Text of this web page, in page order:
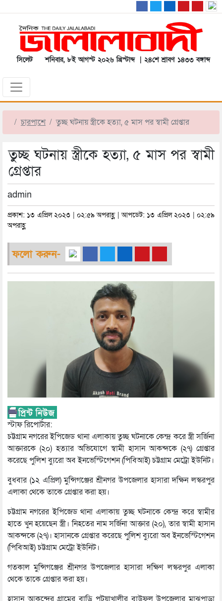
সিলেট শনিবার, ৮ই আগস্ট ২০২৬ খ্রিস্টাব্দ | ২৪শে শ্রাবণ ১৪৩৩ বঙ্গাব্দ
চারপাশে তুচ্ছ ঘটনায় স্ত্রীকে হত্যা, ৫ মাস পর স্বামী গ্রেপ্তার
তুচ্ছ ঘটনায় স্ত্রীকে হত্যা, ৫ মাস পর স্বামী
গ্রেপ্তার
admin
প্রকাশ: ১৩ এপ্রিল ২০২৩ | ০২:৫৯ অপরাহ্ণ | আপডেট: ১৩ এপ্রিল ২০২৩ | ০২:৫৯
অপরাহ্ণ
ফলো করুন-
স্টাফ রিপোর্টার:
চট্টগ্রাম নগরের ইপিজেড থানা এলাকায় তুচ্ছ ঘটনাকে কেন্দ্র করে স্ত্রী সর্জিনা
আক্তারকে (২০) হত্যার অভিযোগে স্বামী হাসান আকন্দকে (২৭) গ্রেপ্তার
করেছে পুলিশ ব্যুরো অব ইনভেস্টিগেশন (পিবিআই) চট্টগ্রাম মেট্রো ইউনিট।
বুধবার (১২ এপ্রিল) মুন্সিগঞ্জের শ্রীনগর উপজেলার হাসারা দক্ষিন লস্করপুর
এলাকা থেকে তাকে গ্রেপ্তার করা হয়।
চট্টগ্রাম নগরের ইপিজেড থানা এলাকায় তুচ্ছ ঘটনাকে কেন্দ্র করে স্বামীর
হাতে খুন হয়েছেন স্ত্রী। নিহতের নাম সর্জিনা আক্তার (২০), তার স্বামী হাসান
আকন্দকে (২৭)। হাসানকে গ্রেপ্তার করেছে পুলিশ ব্যুরো অব ইনভেস্টিগেশন
(পিবিআই) চট্টগ্রাম মেট্রো ইউনিট।
গতকাল মুন্সিগঞ্জের শ্রীনগর উপজেলার হাসারা দক্ষিণ লস্করপুর এলাকা
থেকে তাকে গ্রেপ্তার করা হয়।